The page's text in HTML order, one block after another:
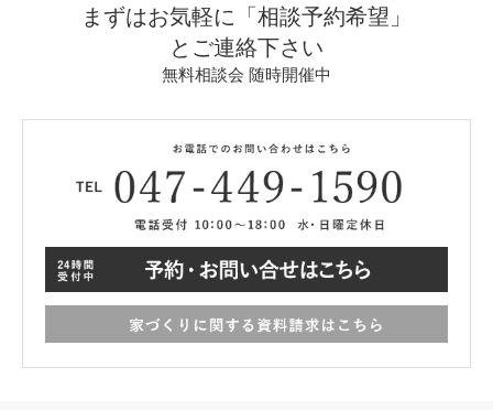
まずはお気軽に「相談予約希望」
とご連絡下さい
無料相談会 随時開催中